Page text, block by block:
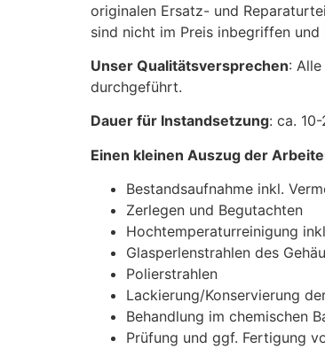
originalen Ersatz- und
sind nicht im Preis inbegriffen
Unser Qualitätsversprechen:
durchgeführt.
Dauer für Instandsetzung: ca.
Einen kleinen Auszug der
Bestandsaufnahme inkl.
Zerlegen und Begutachten
Hochtemperaturreinigung
Glasperlenstrahlen des
Polierstrahlen
Lackierung/Konservierung
Behandlung im chemischen
Prüfung und ggf. Fertigung